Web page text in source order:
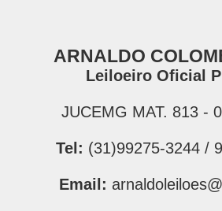
ARNALDO
Leiloeiro Oficial
JUCEMG MAT. 813 -
Tel: (31)99275-3244 /
Email: